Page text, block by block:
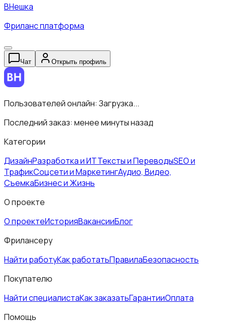
ВНешка
Фриланс платформа
Чат Открыть профиль
Пользователей онлайн: Загрузка...
Последний заказ: менее минуты назад
Категории
ДизайнРазработка и ИТТексты и ПереводыSEO и
ТрафикСоцсети и МаркетингАудио, Видео,
СъемкаБизнес и Жизнь
О проекте
О проектеИсторияВакансииБлог
Фрилансеру
Найти работуКак работатьПравилаБезопасность
Покупателю
Найти специалистаКак заказатьГарантииОплата
Помощь